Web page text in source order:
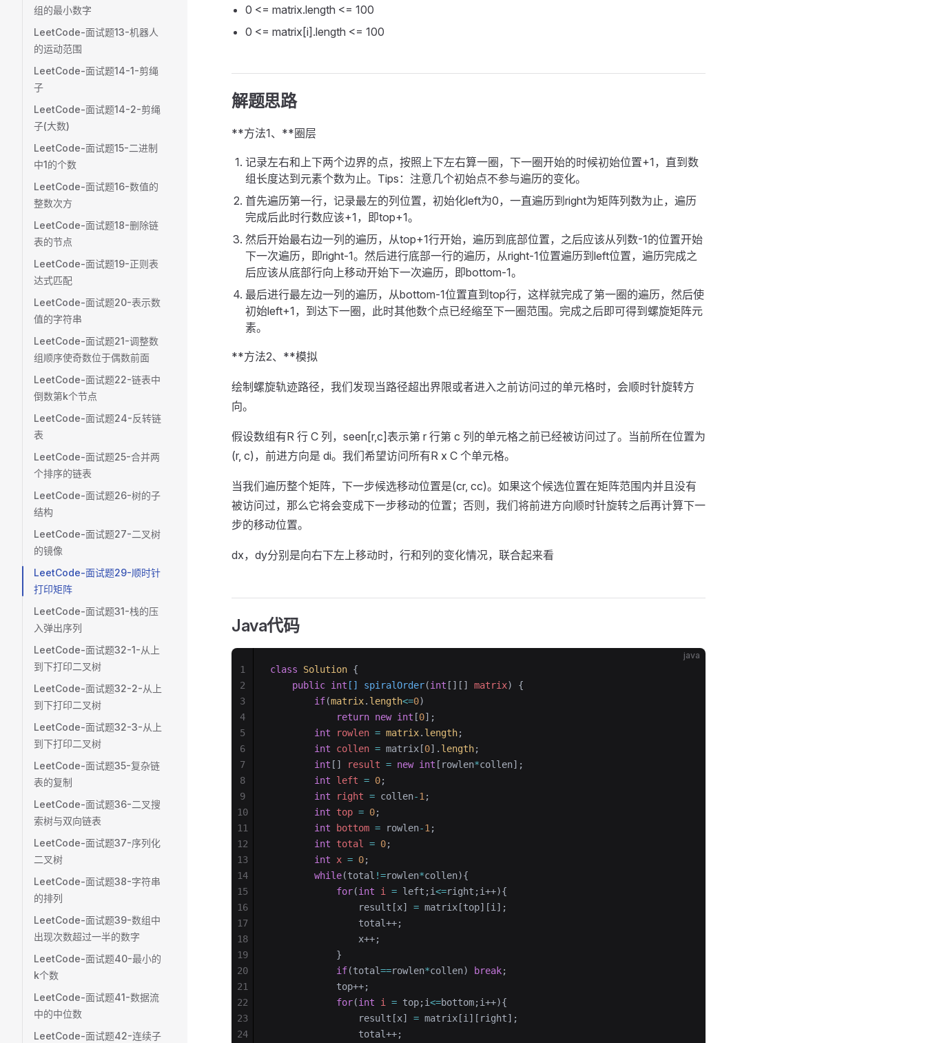
组的最小数字
LeetCode-面试题13-机器人
的运动范围
LeetCode-面试题14-1-剪绳
子
LeetCode-面试题14-2-剪绳
子(大数)
LeetCode-面试题15-二进制
中1的个数
LeetCode-面试题16-数值的
整数次方
LeetCode-面试题18-删除链
表的节点
LeetCode-面试题19-正则表
达式匹配
LeetCode-面试题20-表示数
值的字符串
LeetCode-面试题21-调整数
组顺序使奇数位于偶数前面
LeetCode-面试题22-链表中
倒数第k个节点
LeetCode-面试题24-反转链
表
LeetCode-面试题25-合并两
个排序的链表
LeetCode-面试题26-树的子
结构
LeetCode-面试题27-二叉树
的镜像
LeetCode-面试题29-顺时针
打印矩阵
LeetCode-面试题31-栈的压
入弹出序列
LeetCode-面试题32-1-从上
到下打印二叉树
LeetCode-面试题32-2-从上
到下打印二叉树
LeetCode-面试题32-3-从上
到下打印二叉树
LeetCode-面试题35-复杂链
表的复制
LeetCode-面试题36-二叉搜
索树与双向链表
LeetCode-面试题37-序列化
二叉树
LeetCode-面试题38-字符串
的排列
LeetCode-面试题39-数组中
出现次数超过一半的数字
LeetCode-面试题40-最小的
k个数
LeetCode-面试题41-数据流
中的中位数
LeetCode-面试题42-连续子
0 <= matrix.length <= 100
0 <= matrix[i].length <= 100
解题思路
**方法1、**圈层
记录左右和上下两个边界的点，按照上下左右算一圈，下一圈开始的时候初始位置+1，直到数
组长度达到元素个数为止。Tips：注意几个初始点不参与遍历的变化。
首先遍历第一行，记录最左的列位置，初始化left为0，一直遍历到right为矩阵列数为止，遍历
完成后此时行数应该+1，即top+1。
然后开始最右边一列的遍历，从top+1行开始，遍历到底部位置，之后应该从列数-1的位置开始
下一次遍历，即right-1。然后进行底部一行的遍历，从right-1位置遍历到left位置，遍历完成之
后应该从底部行向上移动开始下一次遍历，即bottom-1。
最后进行最左边一列的遍历，从bottom-1位置直到top行，这样就完成了第一圈的遍历，然后使
初始left+1，到达下一圈，此时其他数个点已经缩至下一圈范围。完成之后即可得到螺旋矩阵元
素。
**方法2、**模拟
绘制螺旋轨迹路径，我们发现当路径超出界限或者进入之前访问过的单元格时，会顺时针旋转方
向。
假设数组有R 行 C 列，seen[r,c]表示第 r 行第 c 列的单元格之前已经被访问过了。当前所在位置为
(r, c)，前进方向是 di。我们希望访问所有R x C 个单元格。
当我们遍历整个矩阵，下一步候选移动位置是(cr, cc)。如果这个候选位置在矩阵范围内并且没有
被访问过，那么它将会变成下一步移动的位置；否则，我们将前进方向顺时针旋转之后再计算下一
步的移动位置。
dx，dy分别是向右下左上移动时，行和列的变化情况，联合起来看
Java代码
java
class Solution {
    public
int [] spiralOrder(int [][] matrix)
{
        if
(matrix. length<=0)
            return
new int [0];
        int
rowlen = matrix. length;
        int
collen = matrix[0]. length;
        int
[] result = new int [rowlen*collen];
        int
left = 0;
        int
right = collen-1 ;
        int
top = 0;
        int
bottom = rowlen-1 ;
        int
total = 0;
        int
x = 0;
        while
(total !=rowlen*collen){
            for
(int i = left;i<=right;i++){
                result[x]
= matrix[top][i];
                total++;
                x++;
            }
            if
(total==rowlen*collen) break;
            top++;
            for
(int i = top;i<=bottom;i++){
                result[x]
= matrix[i][right];
                total++;
1
2
3
4
5
6
7
8
9
10
11
12
13
14
15
16
17
18
19
20
21
22
23
24